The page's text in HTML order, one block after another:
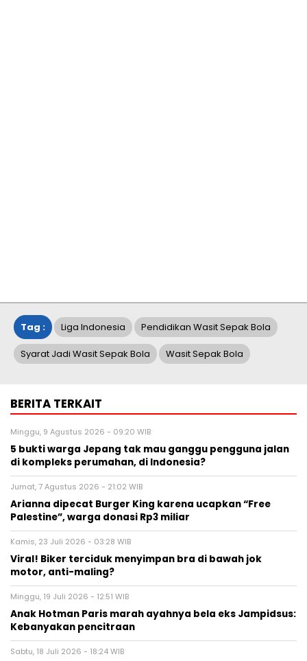
Tag : Liga Indonesia Pendidikan Wasit Sepak Bola
Syarat Jadi Wasit Sepak Bola Wasit Sepak Bola
BERITA TERKAIT
Minggu, 9 Agustus 2026 - 09:20 WIB
5 bukti warga Jepang tak mau ganggu pengguna jalan
di kompleks perumahan, di Indonesia?
Jumat, 7 Agustus 2026 - 21:02 WIB
Arianna dipecat Burger King karena ucapkan “Free
Palestine”, warga donasi Rp3 miliar
Kamis, 23 Juli 2026 - 03:28 WIB
Viral! Biker terciduk menyimpan bra di bawah jok
motor, anti-maling?
Minggu, 19 Juli 2026 - 12:51 WIB
Anak Hotman Paris marah ayahnya bela eks Jampidsus:
Kebanyakan pencitraan
Sabtu, 18 Juli 2026 - 18:24 WIB